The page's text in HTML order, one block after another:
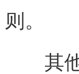
则。
其他